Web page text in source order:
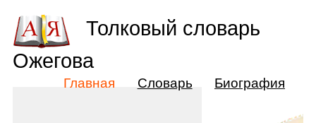
Толковый словарь
Ожегова
Главная Словарь Биография